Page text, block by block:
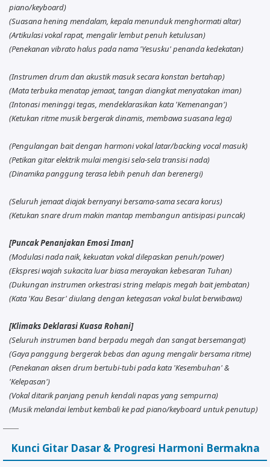
piano/keyboard)
(Suasana hening mendalam, kepala menunduk menghormati altar)
(Artikulasi vokal rapat, mengalir lembut penuh ketulusan)
(Penekanan vibrato halus pada nama 'Yesusku' penanda kedekatan)
(Instrumen drum dan akustik masuk secara konstan bertahap)
(Mata terbuka menatap jemaat, tangan diangkat menyatakan iman)
(Intonasi meninggi tegas, mendeklarasikan kata 'Kemenangan')
(Ketukan ritme musik bergerak dinamis, membawa suasana lega)
(Pengulangan bait dengan harmoni vokal latar/backing vocal masuk)
(Petikan gitar elektrik mulai mengisi sela-sela transisi nada)
(Dinamika panggung terasa lebih penuh dan berenergi)
(Seluruh jemaat diajak bernyanyi bersama-sama secara korus)
(Ketukan snare drum makin mantap membangun antisipasi puncak)
[Puncak Penanjakan Emosi Iman]
(Modulasi nada naik, kekuatan vokal dilepaskan penuh/power)
(Ekspresi wajah sukacita luar biasa merayakan kebesaran Tuhan)
(Dukungan instrumen orkestrasi string melapis megah bait jembatan)
(Kata 'Kau Besar' diulang dengan ketegasan vokal bulat berwibawa)
[Klimaks Deklarasi Kuasa Rohani]
(Seluruh instrumen band berpadu megah dan sangat bersemangat)
(Gaya panggung bergerak bebas dan agung mengalir bersama ritme)
(Penekanan aksen drum bertubi-tubi pada kata 'Kesembuhan' &
'Kelepasan')
(Vokal ditarik panjang penuh kendali napas yang sempurna)
(Musik melandai lembut kembali ke pad piano/keyboard untuk penutup)
Kunci Gitar Dasar & Progresi Harmoni Bermakna